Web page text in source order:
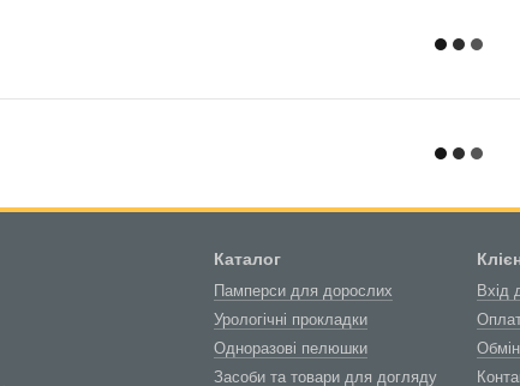
Каталог
Памперси для дорослих
Урологічні прокладки
Одноразові пелюшки
Засоби та товари для догляду
Вхід